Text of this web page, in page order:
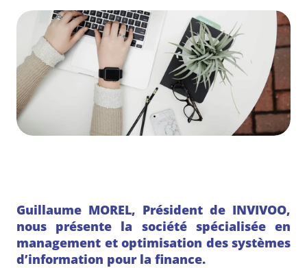
Guillaume MOREL, Président de INVIVOO,
nous présente la société spécialisée en
management et optimisation des systèmes
d’information pour la finance.